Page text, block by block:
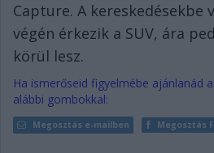
Capture. A kereskedésekbe
végén érkezik a SUV, ára
körül lesz.
Ha ismerőseid figyelmébe ajánlanád
alábbi gombokkal:
Megosztás e-mailben Megosztás